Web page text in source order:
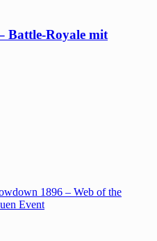
Battle-Royale mit
1896 – Web of the
Event